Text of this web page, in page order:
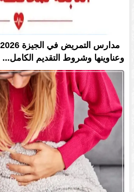
وعناوينها وشروط التقديم الكامل...